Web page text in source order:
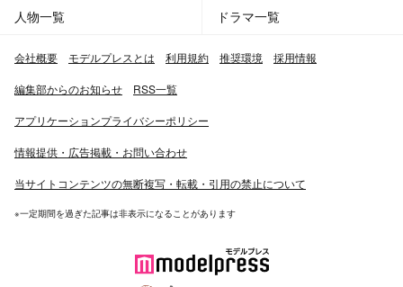
人物一覧 ドラマ一覧
会社概要 モデルプレスとは 利用規約 推奨環境 採用情報
編集部からのお知らせ RSS一覧
アプリケーションプライバシーポリシー
情報提供・広告掲載・お問い合わせ
当サイトコンテンツの無断複写・転載・引用の禁止について
※一定期間を過ぎた記事は非表示になることがあります